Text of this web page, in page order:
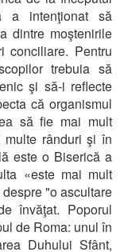
a intenţionat să
dintre moştenirile
conciliare. Pentru
trebuia să
şi să-i reflecte
că organismul
să fie mai mult
multe rânduri şi în
este o Biserică a
«este mai mult
"o ascultare
învăţat. Poporul
de Roma: unul în
Duhului Sfânt,